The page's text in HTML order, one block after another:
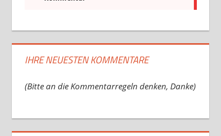
IHRE NEUESTEN KOMMENTARE
(Bitte an die Kommentarregeln denken, Danke)